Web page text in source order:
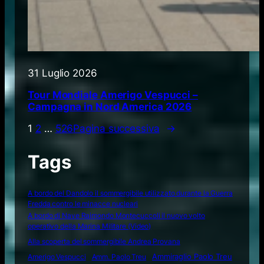
31 Luglio 2026
Tour Mondiale Amerigo Vespucci –
Campagna in Nord America 2026
1 2 … 526Pagina successiva →
Tags
A bordo del Dandolo il sommergibile utilizzato durante la Guerra
Fredda contro le minacce nucleari
A bordo di Nave Raimondo Montecuccoli il nuovo volto
operativo della Marina Militare (Video)
Alla scoperta del sommergibile Andrea Provana
Amerigo Vespucci
Amm. Paolo Treu Ammiraglio Paolo Treu